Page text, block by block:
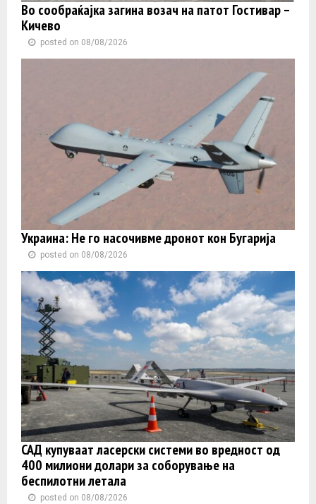
Во сообраќајка загина возач на патот Гостивар –
Кичево
posted on 08/08/2026
Украина: Не го насочивме дронот кон Бугарија
posted on 08/08/2026
САД купуваат ласерски системи во вредност од
400 милиони долари за соборување на
беспилотни летала
posted on 08/08/2026